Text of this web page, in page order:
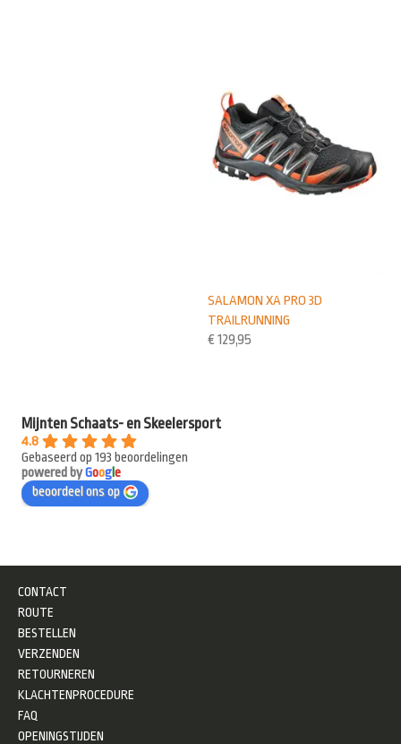
SALAMON XA PRO 3D
TRAILRUNNING
€ 129,95
Mijnten Schaats- en Skeelersport
4.8
Gebaseerd op 193 beoordelingen
powered byGooge
beoordeel ons op
CONTACT
ROUTE
BESTELLEN
VERZENDEN
RETOURNEREN
KLACHTENPROCEDURE
FAQ
OPENINGSTIJDEN